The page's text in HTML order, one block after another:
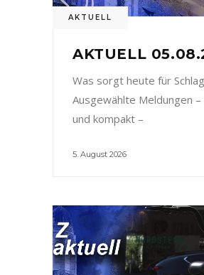
AKTUELL
AKTUELL
Was sorgt heute für
Ausgewählte Meldungen –
und kompakt –
5. August 2026